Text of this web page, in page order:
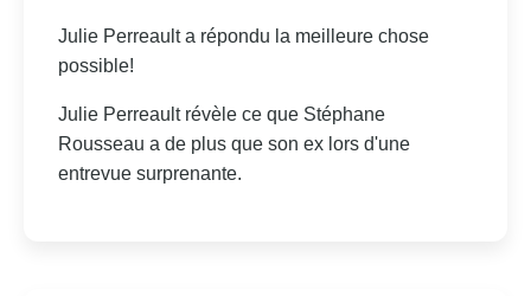
Julie Perreault a répondu la meilleure chose
possible!
Julie Perreault révèle ce que Stéphane
Rousseau a de plus que son ex lors d'une
entrevue surprenante.